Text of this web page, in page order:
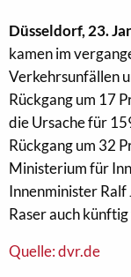
Düsseldorf, 23.
kamen im
Verkehrsunfällen
Rückgang um 17
die Ursache für
Rückgang um 32
Ministerium für
Innenminister Ralf
Raser auch
Quelle: dvr.de